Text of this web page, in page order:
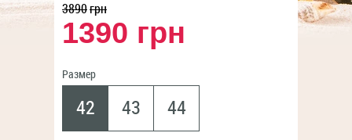
3890грн
1390 грн
Размер
42 43 44